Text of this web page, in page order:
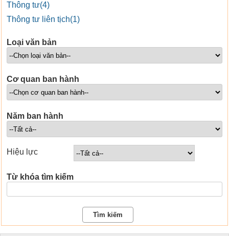
Thông tư(4)
Thông tư liên tịch(1)
Loại văn bản
Cơ quan ban hành
Năm ban hành
Hiệu lực
Từ khóa tìm kiếm